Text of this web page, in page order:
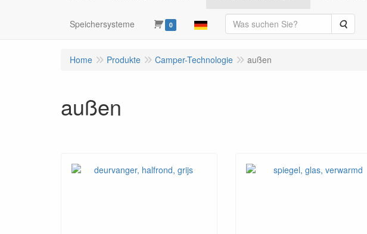
Speichersysteme 0 Suche
Home Produkte Camper-Technologie außen
außen